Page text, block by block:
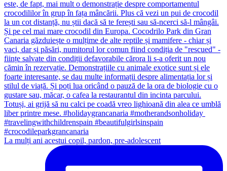
La mulți ani acestui copil, pardon, pre-adolescent